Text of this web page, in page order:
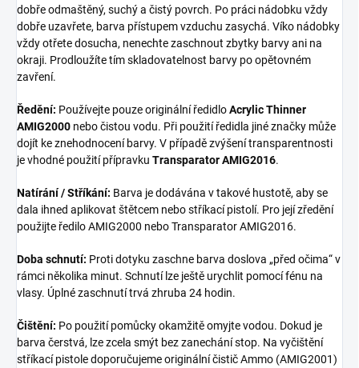
dobře odmaštěný, suchý a čistý povrch. Po práci nádobku vždy
dobře uzavřete, barva přístupem vzduchu zasychá. Víko nádobky
vždy otřete dosucha, nenechte zaschnout zbytky barvy ani na
okraji. Prodloužíte tím skladovatelnost barvy po opětovném
zavření.
Ředění: Používejte pouze originální ředidloAcrylic Thinner
AMIG2000 nebo čistou vodu. Při použití ředidla jiné značky může
dojít ke znehodnocení barvy. V případě zvýšení transparentnosti
je vhodné použití přípravku Transparator AMIG2016.
Natírání / Stříkání: Barva je dodávána v takové hustotě, aby se
dala ihned aplikovat štětcem nebo stříkací pistolí. Pro její zředění
použijte ředilo AMIG2000 nebo Transparator AMIG2016.
Doba schnutí: Proti dotyku zaschne barva doslova „před očima“ v
rámci několika minut. Schnutí lze ještě urychlit pomocí fénu na
vlasy. Úplné zaschnutí trvá zhruba 24 hodin.
Čištění: Po použití pomůcky okamžitě omyjte vodou. Dokud je
barva čerstvá, lze zcela smýt bez zanechání stop. Na vyčištění
stříkací pistole doporučujeme originální čistič Ammo (AMIG2001)